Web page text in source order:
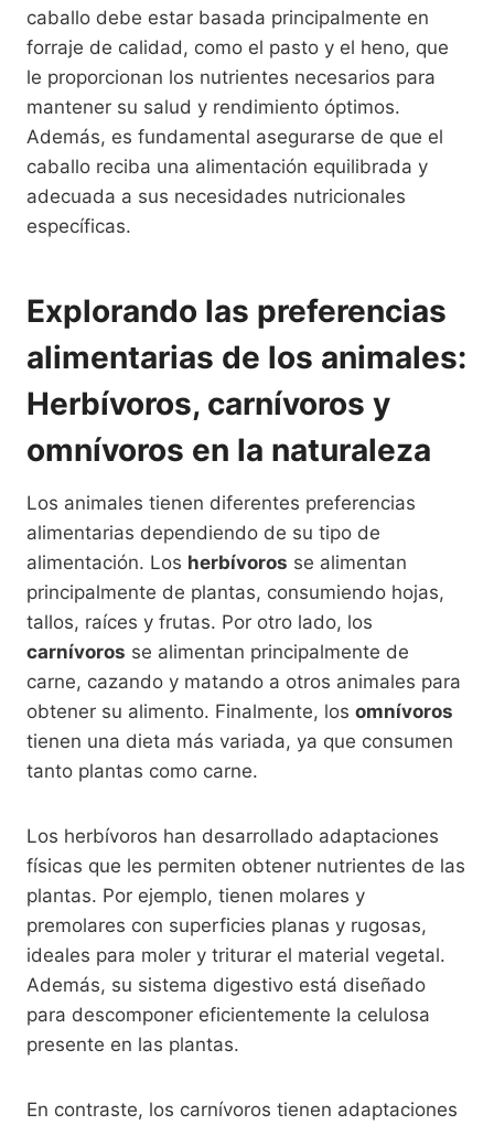
caballo debe estar basada principalmente en
forraje de calidad, como el pasto y el heno, que
le proporcionan los nutrientes necesarios para
mantener su salud y rendimiento óptimos.
Además, es fundamental asegurarse de que el
caballo reciba una alimentación equilibrada y
adecuada a sus necesidades nutricionales
específicas.
Explorando las preferencias
alimentarias de los animales:
Herbívoros, carnívoros y
omnívoros en la naturaleza
Los animales tienen diferentes preferencias
alimentarias dependiendo de su tipo de
alimentación. Los herbívoros se alimentan
principalmente de plantas, consumiendo hojas,
tallos, raíces y frutas. Por otro lado, los
carnívoros se alimentan principalmente de
carne, cazando y matando a otros animales para
obtener su alimento. Finalmente, los omnívoros
tienen una dieta más variada, ya que consumen
tanto plantas como carne.
Los herbívoros han desarrollado adaptaciones
físicas que les permiten obtener nutrientes de las
plantas. Por ejemplo, tienen molares y
premolares con superficies planas y rugosas,
ideales para moler y triturar el material vegetal.
Además, su sistema digestivo está diseñado
para descomponer eficientemente la celulosa
presente en las plantas.
En contraste, los carnívoros tienen adaptaciones